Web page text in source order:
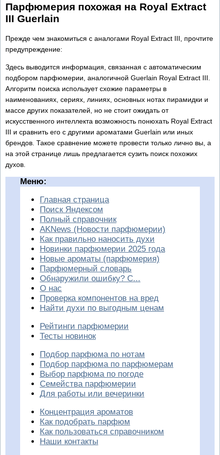
Парфюмерия похожая на Royal Extract
III Guerlain
Прежде чем знакомиться с аналогами Royal Extract III, прочтите
предупреждение:
Здесь выводится информация, связанная с автоматическим
подбором парфюмерии, аналогичной Guerlain Royal Extract III.
Алгоритм поиска использует схожие параметры в
наименованиях, сериях, линиях, основных нотах пирамидки и
массе других показателей, но не стоит ожидать от
искусственного интеллекта возможность понюхать Royal Extract
III и сравнить его с другими ароматами Guerlain или иных
брендов. Такое сравнение можете провести только лично вы, а
на этой странице лишь предлагается сузить поиск похожих
духов.
Меню:
Главная страница
Поиск Яндексом
Полный справочник
AKNews (Новости парфюмерии)
Как правильно наносить духи
Новинки парфюмерии 2025 года
Новые ароматы (парфюмерия)
Парфюмерный словарь
Обнаружили ошибку? С...
О нас
Проверка компонентов на вред
Найти духи по выгодным ценам
Рейтинги парфюмерии
Тесты новинок
Подбор парфюма по нотам
Подбор парфюма по парфюмерам
Выбор парфюма по погоде
Семейства парфюмерии
Для работы или вечеринки
Концентрация ароматов
Как подобрать парфюм
Как пользоваться справочником
Наши контакты